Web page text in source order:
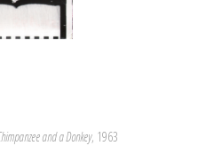
and a Donkey, 1963